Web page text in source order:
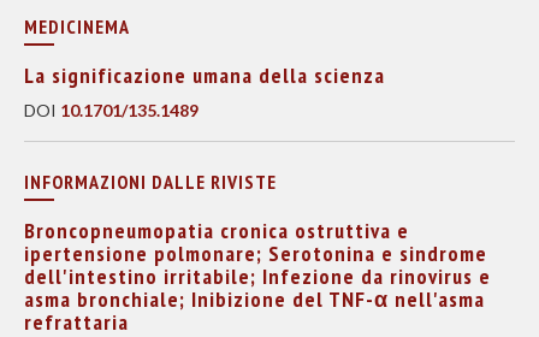
MEDICINEMA
La significazione umana della scienza
DOI 10.1701/135.1489
INFORMAZIONI DALLE RIVISTE
Broncopneumopatia cronica ostruttiva e
ipertensione polmonare; Serotonina e sindrome
dell'intestino irritabile; Infezione da rinovirus e
asma bronchiale; Inibizione del TNF-α nell'asma
refrattaria